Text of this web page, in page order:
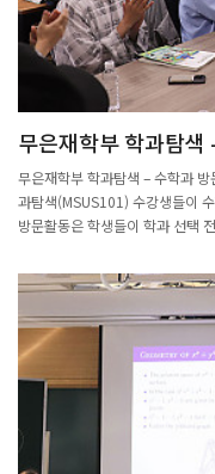
자들은 수학과의 연구 분야와 교
모았다.수학과는 이번 Open
앞으로도 수학 연구의 저변을 넓
무은재학부 학과탐색
무은재학부 학과탐색 – 수학과
과탐색(MSUS101) 수강생들이
방문활동은 학생들이 학과 선택
과 생활 및 진로 안내로 구성되어
수학과의 다양한 연구 분야와 커
해 학과에 대한 이해를 넓히는 시
순차적으로 진행되고 있으며, 5
이 마무리될 예정이다.